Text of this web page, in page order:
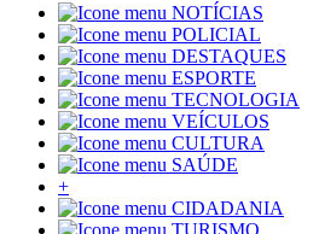
NOTÍCIAS
POLICIAL
DESTAQUES
ESPORTE
TECNOLOGIA
VEÍCULOS
CULTURA
SAÚDE
+
CIDADANIA
TURISMO